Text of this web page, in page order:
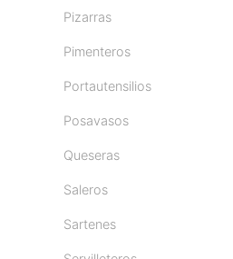
Pizarras
Pimenteros
Portautensilios
Posavasos
Queseras
Saleros
Sartenes